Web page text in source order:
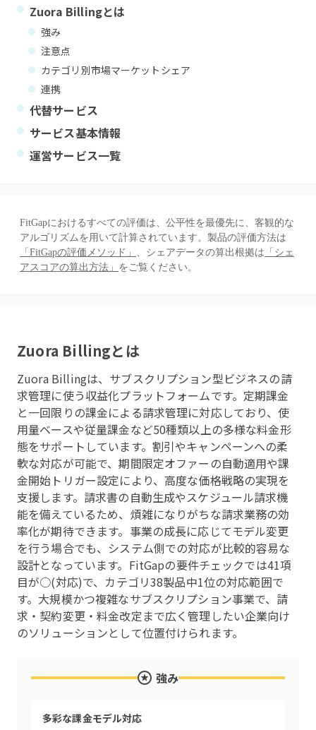
Zuora Billingとは
強み
注意点
カテゴリ別市場マーケットシェア
連携
代替サービス
サービス基本情報
運営サービス一覧
FitGapにおけるすべての評価は、公平性を最優先に、客観的な
アルゴリズムを用いて計算されています。製品の評価方法は
「FitGapの評価メソッド」 、シェアデータの算出根拠は 「シェ
アスコアの算出方法」 をご覧ください。
Zuora Billingとは
Zuora Billingは、サブスクリプション型ビジネスの請
求管理に使う収益化プラットフォームです。定期課金
と一回限りの課金による請求管理に対応しており、使
用量ベースや従量課金など50種類以上の多様な料金形
態をサポートしています。割引やキャンペーンへの柔
軟な対応が可能で、期間限定オファーの自動適用や課
金開始トリガー設定により、高度な価格戦略の実現を
支援します。請求書の自動生成やスケジュール請求機
能を備えているため、煩雑になりがちな請求業務の効
率化が期待できます。事業の成長に応じてモデル変更
を行う場合でも、システム側での対応が比較的容易な
設計となっています。FitGapの要件チェックでは41項
目が○(対応)で、カテゴリ38製品中1位の対応範囲で
す。大規模かつ複雑なサブスクリプション事業で、請
求・契約変更・料金改定まで広く管理したい企業向け
のソリューションとして位置付けられます。
強み
多彩な課金モデル対応